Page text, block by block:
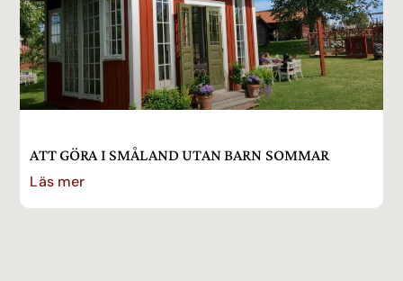
ATT GÖRA I SMÅLAND UTAN BARN SOMMAR
Läs mer